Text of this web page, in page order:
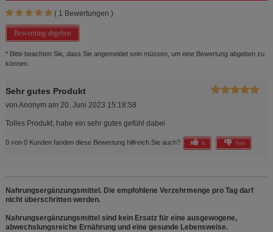
( 1 Bewertungen )
Bewertung abgeben
* Bitte beachten Sie, dass Sie angemeldet sein müssen, um eine Bewertung abgeben zu
können.
Sehr gutes Produkt
von Anonym am 20. Juni 2023 15:18:58
Tolles Produkt, habe ein sehr gutes gefühl dabei
0 von 0 Kunden fanden diese Bewertung hilfreich. Sie auch? Ja Nein
Nahrungsergänzungsmittel. Die empfohlene Verzehrmenge pro Tag darf
nicht überschritten werden.
Nahrungsergänzungsmittel sind kein Ersatz für eine ausgewogene,
abwechslungsreiche Ernährung und eine gesunde Lebensweise.